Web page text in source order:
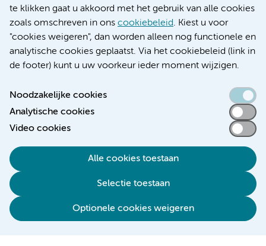
te klikken gaat u akkoord met het gebruik van alle cookies
zoals omschreven in ons cookiebeleid. Kiest u voor
"cookies weigeren", dan worden alleen nog functionele en
analytische cookies geplaatst. Via het cookiebeleid (link in
de footer) kunt u uw voorkeur ieder moment wijzigen.
Noodzakelijke cookies
Analytische cookies
Video cookies
Alle cookies toestaan
Selectie toestaan
Optionele cookies weigeren
Verwijzen & diagnostiek
Toegankelijkheidsverklaring
Responsible disclosure